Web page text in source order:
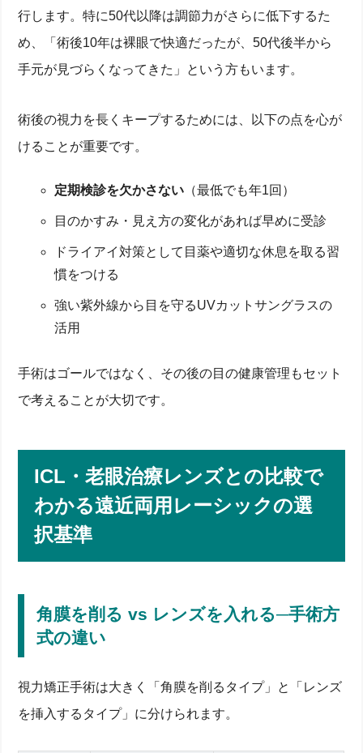
行します。特に50代以降は調節力がさらに低下するた
め、「術後10年は裸眼で快適だったが、50代後半から
手元が見づらくなってきた」という方もいます。
術後の視力を長くキープするためには、以下の点を心が
けることが重要です。
定期検診を欠かさない （最低でも年1回）
目のかすみ・見え方の変化があれば早めに受診
ドライアイ対策として目薬や適切な休息を取る習
慣をつける
強い紫外線から目を守るUVカットサングラスの
活用
手術はゴールではなく、その後の目の健康管理もセット
で考えることが大切です。
ICL・老眼治療レンズとの比較で
わかる遠近両用レーシックの選
択基準
角膜を削る vs レンズを入れる─手術方
式の違い
視力矯正手術は大きく「角膜を削るタイプ」と「レンズ
を挿入するタイプ」に分けられます。